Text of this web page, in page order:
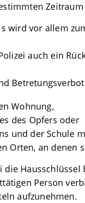
wird vor allem
auch ein
Wohnung,
des Opfers oder
und der Schule
Orten, an denen
die
Person
aufzunehmen.